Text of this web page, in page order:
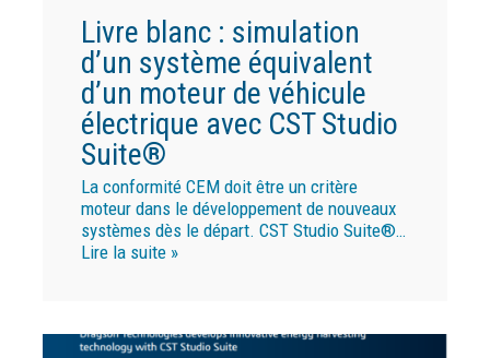
Livre blanc : simulation
d’un système équivalent
d’un moteur de véhicule
électrique avec CST Studio
Suite®
La conformité CEM doit être un critère
moteur dans le développement de nouveaux
systèmes dès le départ. CST Studio Suite®…
Lire la suite »